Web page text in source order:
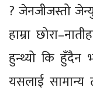
? जेनजीजस्तो
हाम्रा
हुन्थ्यो कि हुँदैन
यसलाई सामान्य